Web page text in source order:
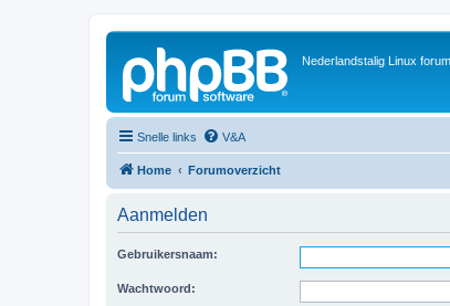
Nederlandstalig Linux forum
Snelle links V&A
Home Forumoverzicht
Aanmelden
Gebruikersnaam:
Wachtwoord: